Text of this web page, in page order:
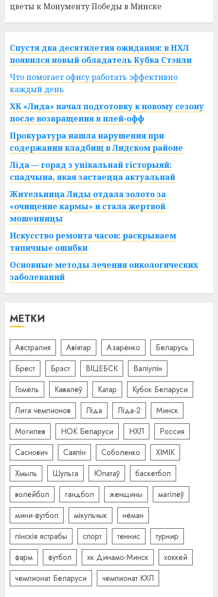
цветы к Монументу Победы в Минске
Спустя два десятилетия ожидания: в НХЛ
появился новый обладатель Кубка Стэнли
Что помогает офису работать эффективно
каждый день
ХК «Лида» начал подготовку к новому сезону
после возвращения в плей-офф
Прокуратура нашла нарушения при
содержании кладбищ в Лидском районе
Ліда — горад з унікальнай гісторыяй:
спадчына, якая застаецца актуальнай
Жительница Лиды отдала золото за
«очищение кармы» и стала жертвой
мошенницы
Искусство ремонта часов: раскрываем
типичные ошибки
Основные методы лечения онкологических
заболеваний
МЕТКИ
Австралия Авіятар Азаренко
Беларусь
Брест
Брэст ВІЦЕБСК
Валіулін
Гомель
Кавалёў Катар
Кубок Беларуси
Лига чемпионов
Ліда Ліда-2
Минск
Могилев
НОК Беларуси НХЛ
Россия
Саснович
Саяпін Соболенко
ХІМІК
Хмыль
Шульга Юпатаў
баскетбол
волейбол
гандбол женщины
магілёў
мини-футбол
мікульчык
нёман
пінскія ястрабы
спорт теннис
турнир
фарм
футбол хк Динамо-Минск
хоккей
чемпионат Беларуси
чемпионат КХЛ